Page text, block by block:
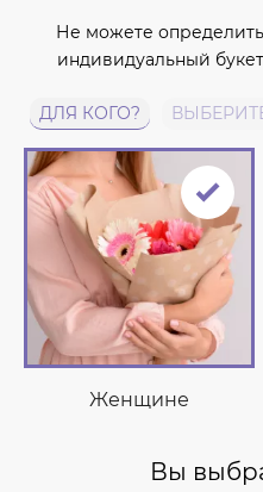
Не можете
индивидуальный
ДЛЯ КОГО?
Женщине
Вы